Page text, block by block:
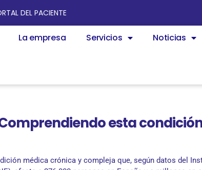
DEL PACIENTE
La empresa Servicios Noticias
esta
médica crónica y compleja que, según datos del